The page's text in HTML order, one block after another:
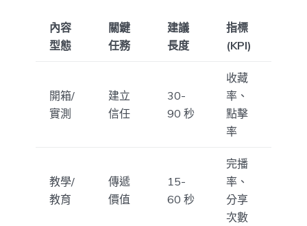
內容
型態
關鍵
任務
建議
長度
指標
(KPI)
開箱/
實測
建立
信任
30-
90 秒
收藏
率、
點擊
率
教學/
教育
傳遞
價值
15-
60 秒
完播
率、
分享
次數